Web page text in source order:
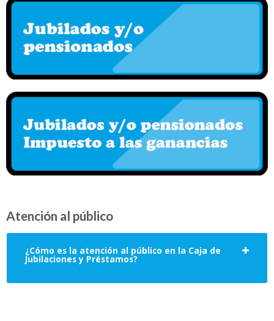
Atención al público
¿Cómo es la atención al público en la Caja de
Jubilaciones y Préstamos?